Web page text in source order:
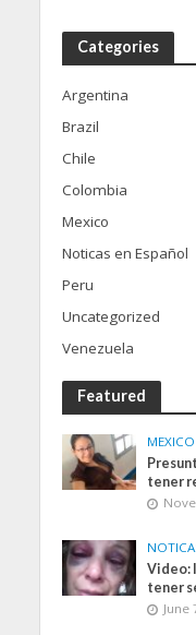
Categories
Argentina
Brazil
Chile
Colombia
Mexico
Noticas en Español
Peru
Uncategorized
Venezuela
Featured
MEXICO
tener
Video:
tener
June